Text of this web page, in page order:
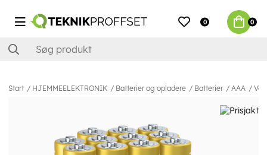
0 0
Start HJEMMEELEKTRONIK Batterier og opladere Batterier AAA